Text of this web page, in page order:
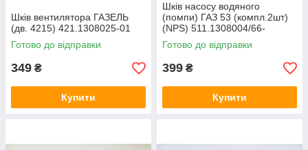
Шків вентилятора ГАЗЕЛЬ
(дв. 4215) 421.1308025-01
Готово до відправки
349 ₴
Купити
Шкiв насосу водяного
(помпи) ГАЗ 53 (компл.2шт)
(NPS) 511.1308004/66-
1308025-30
Готово до відправки
399 ₴
Купити